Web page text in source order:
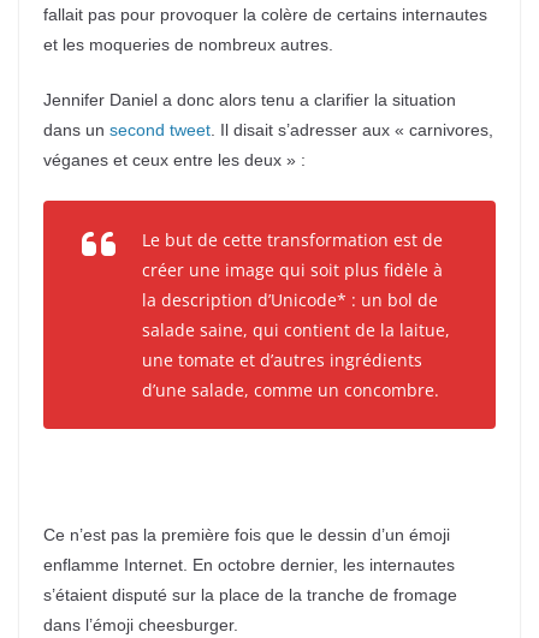
fallait pas pour provoquer la colère de certains internautes
et les moqueries de nombreux autres.
Jennifer Daniel a donc alors tenu a clarifier la situation
dans un second tweet . Il disait s’adresser aux « carnivores,
véganes et ceux entre les deux » :
Le but de cette transformation est de
créer une image qui soit plus fidèle à
la description d’Unicode* : un bol de
salade saine, qui contient de la laitue,
une tomate et d’autres ingrédients
d’une salade, comme un concombre.
Ce n’est pas la première fois que le dessin d’un émoji
enflamme Internet. En octobre dernier, les internautes
s’étaient disputé sur la place de la tranche de fromage
dans l’émoji cheesburger.